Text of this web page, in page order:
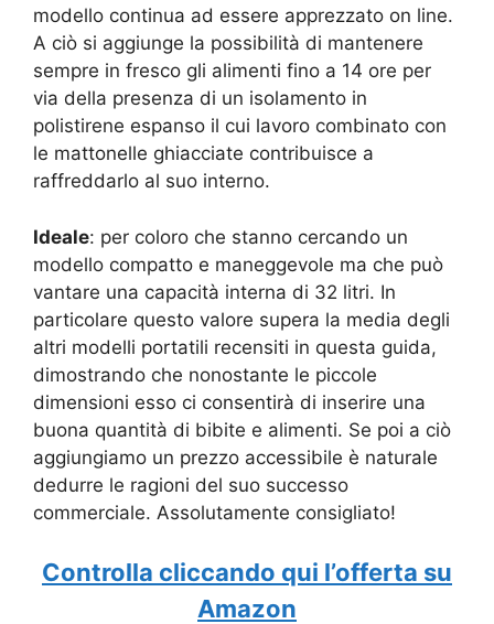
modello continua ad essere apprezzato on line.
A ciò si aggiunge la possibilità di mantenere
sempre in fresco gli alimenti fino a 14 ore per
via della presenza di un isolamento in
polistirene espanso il cui lavoro combinato con
le mattonelle ghiacciate contribuisce a
raffreddarlo al suo interno.
Ideale: per coloro che stanno cercando un
modello compatto e maneggevole ma che può
vantare una capacità interna di 32 litri. In
particolare questo valore supera la media degli
altri modelli portatili recensiti in questa guida,
dimostrando che nonostante le piccole
dimensioni esso ci consentirà di inserire una
buona quantità di bibite e alimenti. Se poi a ciò
aggiungiamo un prezzo accessibile è naturale
dedurre le ragioni del suo successo
commerciale. Assolutamente consigliato!
Controlla cliccando qui l’offerta su
Amazon